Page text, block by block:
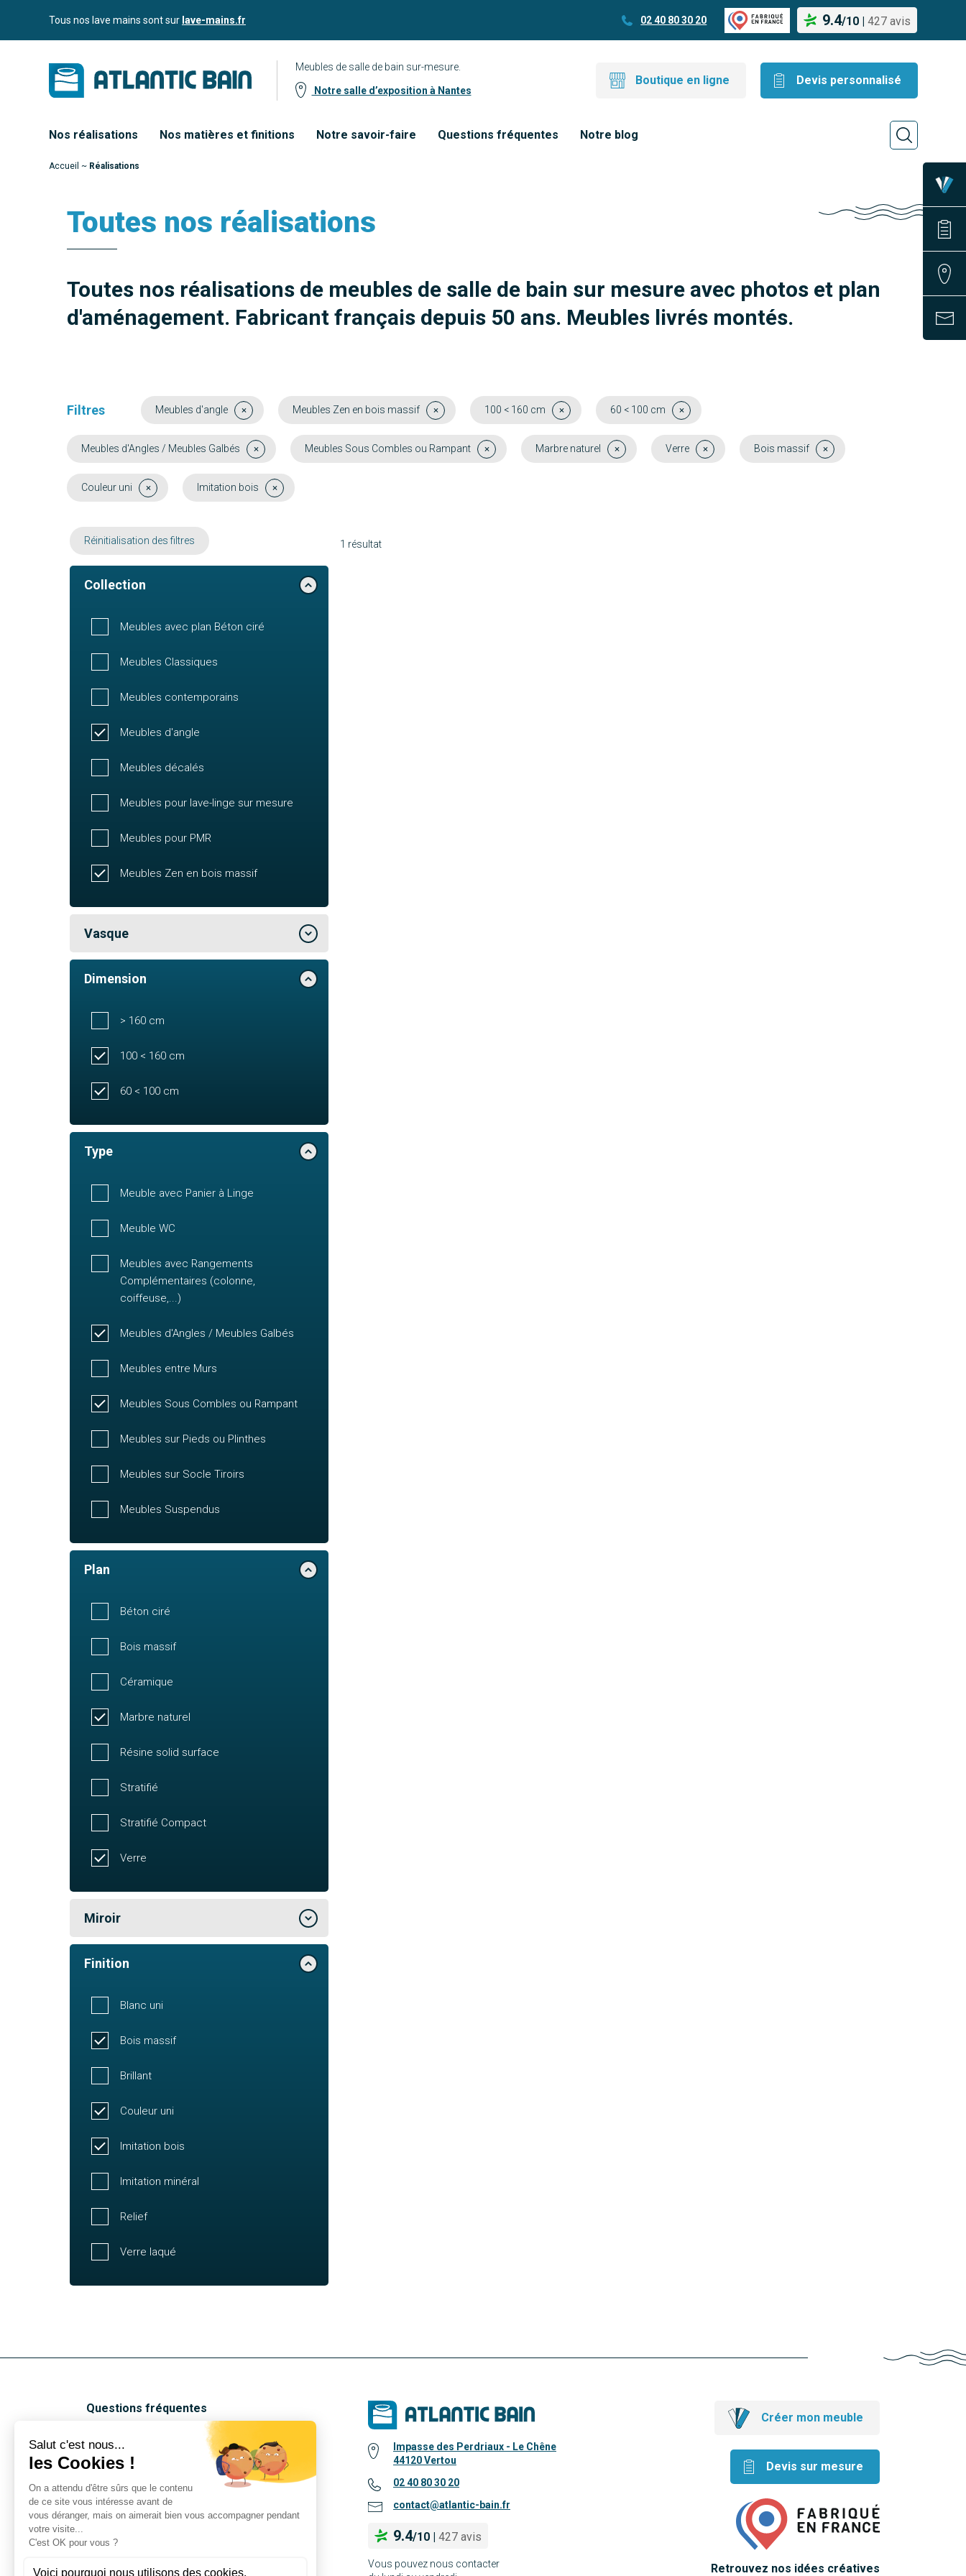
Aller auTous nos lave mains sont sur lave-mains.fr 02 40 80 30 20 9.4/10 | 427 avis
Meubles de salle de bain sur-mesure.
Notre salle d’exposition à Nantes
Boutique en ligne Devis personnalisé
Nos réalisations Nos matières et finitions Notre savoir-faire Questions fréquentes Notre blog
Accueil ~ Réalisations
Toutes nos réalisations
Toutes nos réalisations de meubles de salle de bain sur mesure avec photos et plan
d'aménagement. Fabricant français depuis 50 ans. Meubles livrés montés.
Filtres Meubles d'angle Meubles Zen en bois massif 100 < 160 cm 60 < 100 cm
Meubles d'Angles / Meubles Galbés Meubles Sous Combles ou Rampant Marbre naturel Verre Bois massif
Couleur uni Imitation bois
Réinitialisation des filtres
Collection
Meubles avec plan Béton ciré
Meubles Classiques
Meubles contemporains
Meubles d'angle
Meubles décalés
Meubles pour lave-linge sur mesure
Meubles pour PMR
Meubles Zen en bois massif
Vasque
Dimension
> 160 cm
100 < 160 cm
60 < 100 cm
Type
Meuble avec Panier à Linge
Meuble WC
Meubles avec Rangements
Complémentaires (colonne,
coiffeuse,...)
Meubles d'Angles / Meubles Galbés
Meubles entre Murs
Meubles Sous Combles ou Rampant
Meubles sur Pieds ou Plinthes
Meubles sur Socle Tiroirs
Meubles Suspendus
Plan
Béton ciré
Bois massif
Céramique
Marbre naturel
Résine solid surface
Stratifié
Stratifié Compact
Verre
Miroir
Finition
Blanc uni
Bois massif
Brillant
Couleur uni
Imitation bois
Imitation minéral
Relief
Verre laqué
1 résultat
Questions fréquentes
Notre savoir-faire
Nos matières et finitions
Nos réalisations
Notre Boutique
Nous contacter
Impasse des Perdriaux - Le Chêne
44120 Vertou
02 40 80 30 20
contact@atlantic-bain.fr
9.4/10 427 avis
Vous pouvez nous contacter
Créer mon meuble
Devis sur mesure
Retrouvez nos idées créatives